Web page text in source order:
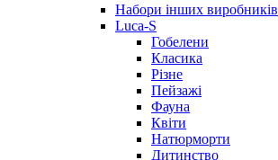
Набори інших виробників
Luca-S
Гобелени
Класика
Різне
Пейзажі
Фауна
Квіти
Натюрморти
Дитинство